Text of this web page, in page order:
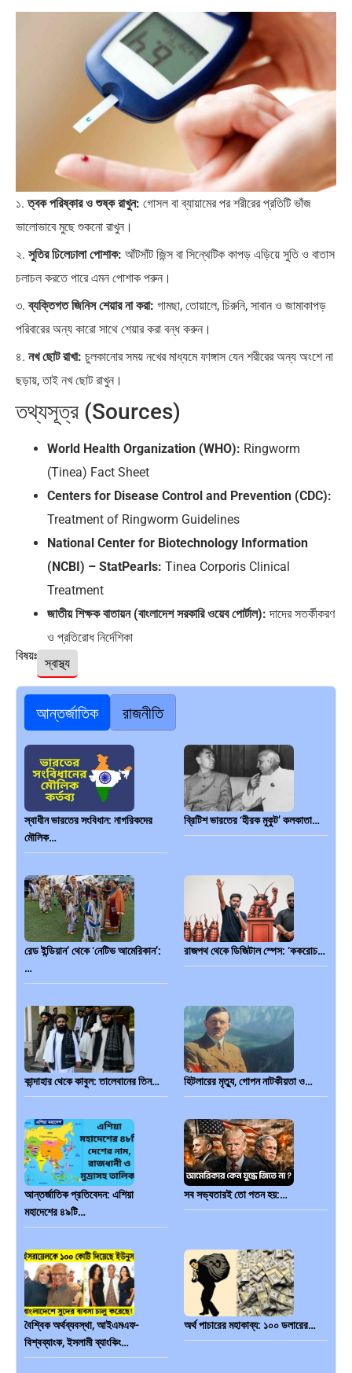
১.ত্বক পরিষ্কার ও শুষ্ক রাখুন: গোসল বা ব্যায়ামের পর শরীরের প্রতিটি ভাঁজ
ভালোভাবে মুছে শুকনো রাখুন।
২. সুতির ঢিলেঢালা পোশাক: আঁটসাঁট জিন্স বা সিন্থেটিক কাপড় এড়িয়ে সুতি ও বাতাস
চলাচল করতে পারে এমন পোশাক পরুন।
৩.ব্যক্তিগত জিনিস শেয়ার না করা: গামছা, তোয়ালে, চিরুনি, সাবান ও জামাকাপড়
পরিবারের অন্য কারো সাথে শেয়ার করা বন্ধ করুন।
৪. নখ ছোট রাখা: চুলকানোর সময় নখের মাধ্যমে ফাঙ্গাস যেন শরীরের অন্য অংশে না
ছড়ায়, তাই নখ ছোট রাখুন।
তথ্যসূত্র (Sources)
World Health Organization (WHO): Ringworm
(Tinea) Fact Sheet
Centers for Disease Control and Prevention (CDC):
Treatment of Ringworm Guidelines
National Center for Biotechnology Information
(NCBI) – StatPearls: Tinea Corporis Clinical
Treatment
জাতীয় শিক্ষক বাতায়ন (বাংলাদেশ সরকারি ওয়েব পোর্টাল): দাদের সতর্কীকরণ
ও প্রতিরোধ নির্দেশিকা
বিষয়ঃ স্বাস্থ্য
আন্তর্জাতিক রাজনীতি
স্বাধীন ভারতের সংবিধান: নাগরিকদের
মৌলিক…
ব্রিটিশ ভারতের ‘হীরক মুকুট’ কলকাতা…
রেড ইন্ডিয়ান’ থেকে ‘নেটিভ আমেরিকান’:
…
রাজপথ থেকে ডিজিটাল স্পেস: ‘ককরোচ…
কান্দাহার থেকে কাবুল: তালেবানের তিন… হিটলারের মৃত্যু, গোপন নাটকীয়তা ও…
আন্তর্জাতিক প্রতিবেদন: এশিয়া
মহাদেশের ৪৯টি…
সব সভ্যতারই তো পতন হয়:…
বৈশ্বিক অর্থব্যবস্থা, আইএমএফ-
বিশ্বব্যাংক, ইসলামী ব্যাংকিং…
অর্থ পাচারের মহাকাব্য: ১০০ ডলারের…